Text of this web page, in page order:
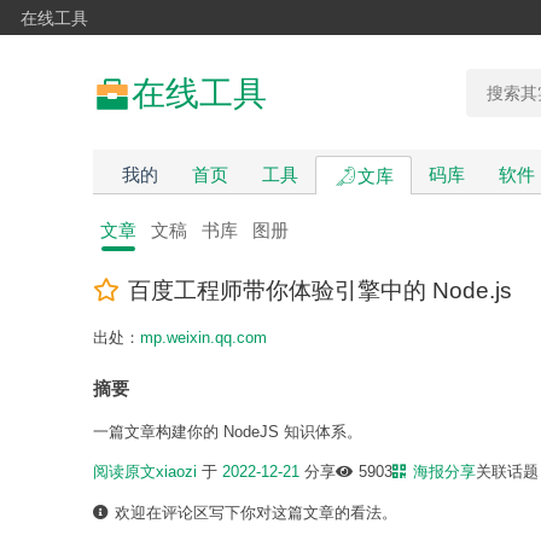
在线工具
在线工具
我的 首页 工具 文库 码库 软件
文章 文稿 书库 图册
百度工程师带你体验引擎中的 Node.js
出处： mp.weixin.qq.com
摘要
一篇文章构建你的 NodeJS 知识体系。
阅读原文xiaozi 于 2022-12-21 分享 5903 海报分享关联话
欢迎在评论区写下你对这篇文章的看法。